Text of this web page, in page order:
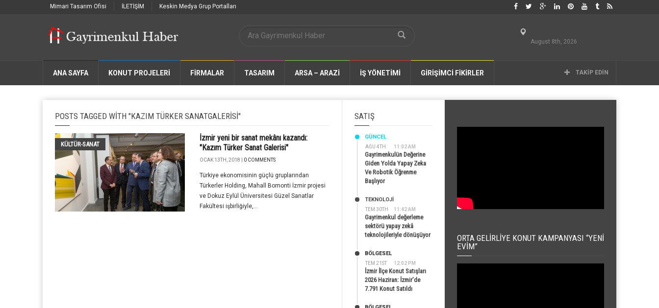
Mimari Tasarım Ofisi İLETİŞİM Keskin Medya Grup Portalları
August 8th, 2026
ANA SAYFA KONUT PROJELERİ FIRMALAR TASARIM ARSA – ARAZİ İŞ YÖNETİMİ GİRİŞİMCİ FİKİRLER TAKIP EDIN
POSTS TAGGED WITH "KAZIM TÜRKER SANATGALERISI"
KÜLTÜR-SANAT
İzmir yeni bir sanat mekânı kazandı:
"Kazım Türker Sanat Galerisi"
OCAK 13TH, 2018 | 0 COMMENTS
Türkiye ekonomisinin güçlü gruplarından
Türkerler Holding, Mahall Bomonti İzmir projesi
ve Dokuz Eylül Üniversitesi Güzel Sanatlar
Fakültesi işbirliğiyle,...
SATIŞ
AĞU 4TH 11:02 AM
GÜNCEL
Gayrimenkulün Değerine
Giden Yolda Yapay Zeka
Ve Robotik Öğrenme
Başlıyor
TEM 30TH 11:42 AM
TEKNOLOJİ
Gayrimenkul değerleme
sektörü yapay zekâ
teknolojileriyle dönüşüyor
TEM 21ST 12:02 PM
BÖLGESEL
İzmir İlçe Konut Satışları
2026 Haziran: İzmir’de
7.791 Konut Satıldı
ORTA GELIRLIYE KONUT KAMPANYASI “YENI
EVIM”